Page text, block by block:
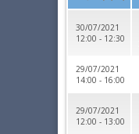
30/07/2021
12:00 - 12:30
29/07/2021
14:00 - 16:00
29/07/2021
12:00 - 13:00